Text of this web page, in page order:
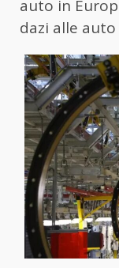
auto in
dazi alle